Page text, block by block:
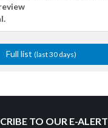
Full list (last 30 days)
TO OUR E-ALERT